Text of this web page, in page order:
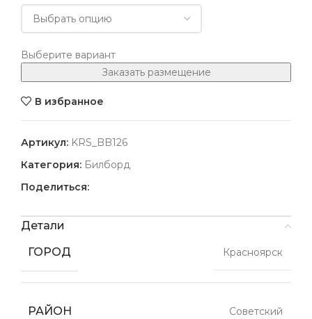
Выберите вариант
Заказать размещение
В избранное
Артикул: KRS_BB126
Категория: Билборд
Поделиться:
Детали
ГОРОД
Красноярск
РАЙОН Советский